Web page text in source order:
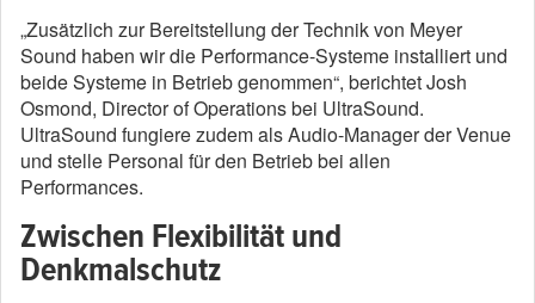
„Zusätzlich zur Bereitstellung der Technik von Meyer
Sound haben wir die Performance-Systeme installiert und
beide Systeme in Betrieb genommen“, berichtet Josh
Osmond, Director of Operations bei UltraSound.
UltraSound fungiere zudem als Audio-Manager der Venue
und stelle Personal für den Betrieb bei allen
Performances.
Zwischen Flexibilität und
Denkmalschutz